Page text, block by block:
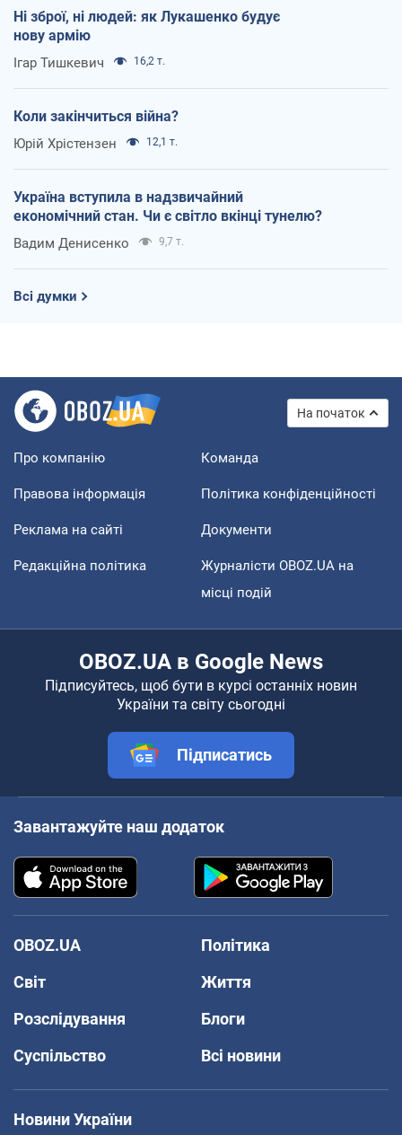
Ні зброї, ні людей: як Лукашенко будує
нову армію
Ігар Тишкевич 16,2 т.
Коли закінчиться війна?
Юрій Хрістензен 12,1 т.
Україна вступила в надзвичайний
економічний стан. Чи є світло вкінці тунелю?
Вадим Денисенко 9,7 т.
Всі думки
На початок
Про компанію Команда
Правова інформація Політика конфіденційності
Реклама на сайті Документи
Редакційна політика
Журналісти OBOZ.UA на
місці подій
OBOZ.UA в Google News
Підписуйтесь, щоб бути в курсі останніх новин
України та світу сьогодні
Підписатись
Завантажуйте наш додаток
OBOZ.UA
Політика
Світ
Життя
Розслідування
Блоги
Суспільство
Всі новини
Новини України